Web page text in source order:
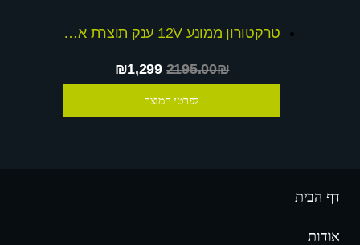
טרקטורון ממונע 12V ענק תוצרת אינגסה ספרד + שובר הנחה
₪1,2992195.00₪
לפרטי המוצר
דף הבית
אודות